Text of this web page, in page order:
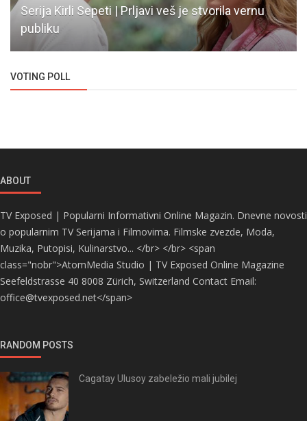
Serija Kirli Sepeti | Prljavi veš je stvorila vernu
publiku
VOTING POLL
ABOUT
TV Exposed | Popularni Informativni Online Magazin. Dnevne novosti
o popularnim TV Serijama i Filmovima. Filmske zvezde, Moda,
Muzika, Putopisi, Kulinarstvo... </br> </br> <span
class="nobr">AtomMedia Studio | TV Exposed Online Magazine
Seefeldstrasse 40 8008 Zürich, Switzerland Contact Email:
office@tvexposed.net</span>
RANDOM POSTS
Cagatay Ulusoy zabeležio mali jubilej